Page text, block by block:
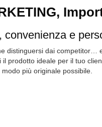
convenienza e
distinguersi dai competitor…
prodotto ideale per il tuo
più originale possibile.